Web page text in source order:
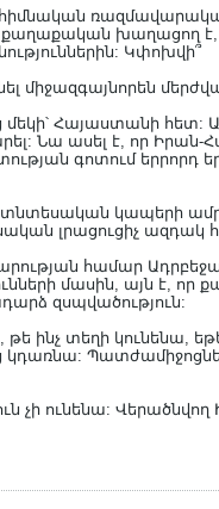
քաղաքական խաղացող
Կփոխվի՞
միջազգայնորեն
մեկի՝ Հայաստանի
Նա ասել է, որ
գոտում երրորդ
տնտեսական կապերի
լրացուցիչ ազդակ
համար
մասին, այն է, որ
զսպվածություն:
թե ինչ տեղի կունենա,
կդառնա:
չի ունենա: Վերածնվող